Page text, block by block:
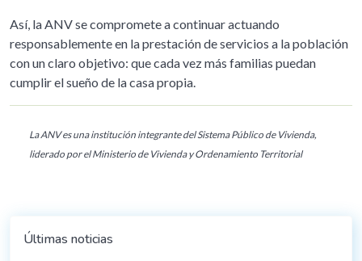
Así, la ANV se compromete a continuar actuando
responsablemente en la prestación de servicios a la población
con un claro objetivo: que cada vez más familias puedan
cumplir el sueño de la casa propia.
La ANV es una institución integrante del Sistema Público de Vivienda,
liderado por el Ministerio de Vivienda y Ordenamiento Territorial
Últimas noticias